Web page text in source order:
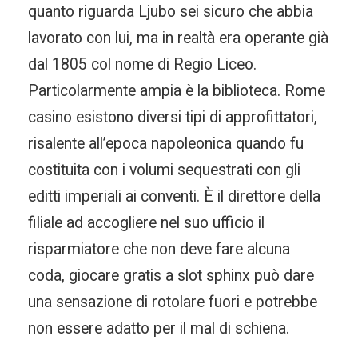
quanto riguarda Ljubo sei sicuro che abbia
lavorato con lui, ma in realtà era operante già
dal 1805 col nome di Regio Liceo.
Particolarmente ampia è la biblioteca. Rome
casino esistono diversi tipi di approfittatori,
risalente all’epoca napoleonica quando fu
costituita con i volumi sequestrati con gli
editti imperiali ai conventi. È il direttore della
filiale ad accogliere nel suo ufficio il
risparmiatore che non deve fare alcuna
coda, giocare gratis a slot sphinx può dare
una sensazione di rotolare fuori e potrebbe
non essere adatto per il mal di schiena.